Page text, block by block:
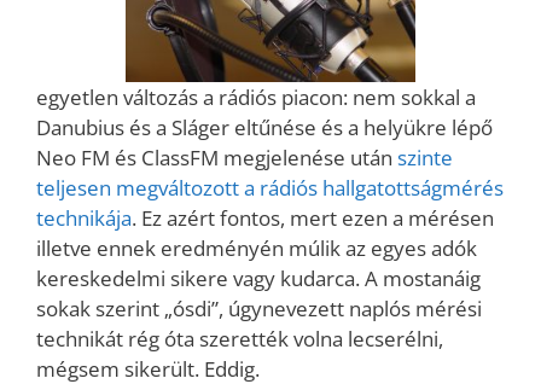
egyetlen változás a rádiós piacon: nem sokkal a
Danubius és a Sláger eltűnése és a helyükre lépő
Neo FM és ClassFM megjelenése után szinte
teljesen megváltozott a rádiós hallgatottságmérés
technikája. Ez azért fontos, mert ezen a mérésen
illetve ennek eredményén múlik az egyes adók
kereskedelmi sikere vagy kudarca. A mostanáig
sokak szerint „ósdi”, úgynevezett naplós mérési
technikát rég óta szerették volna lecserélni,
mégsem sikerült. Eddig.